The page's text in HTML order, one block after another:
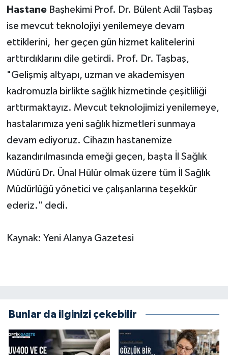
Hastane Başhekimi Prof. Dr. Bülent Adil Taşbaş
ise mevcut teknolojiyi yenilemeye devam
ettiklerini, her geçen gün hizmet kalitelerini
arttırdıklarını dile getirdi. Prof. Dr. Taşbaş,
"Gelişmiş altyapı, uzman ve akademisyen
kadromuzla birlikte sağlık hizmetinde çeşitliliği
arttırmaktayız. Mevcut teknolojimizi yenilemeye,
hastalarımıza yeni sağlık hizmetleri sunmaya
devam ediyoruz. Cihazın hastanemize
kazandırılmasında emeği geçen, başta İl Sağlık
Müdürü Dr. Ünal Hülür olmak üzere tüm İl Sağlık
Müdürlüğü yönetici ve çalışanlarına teşekkür
ederiz." dedi.
Kaynak: Yeni Alanya Gazetesi
Bunlar da ilginizi çekebilir